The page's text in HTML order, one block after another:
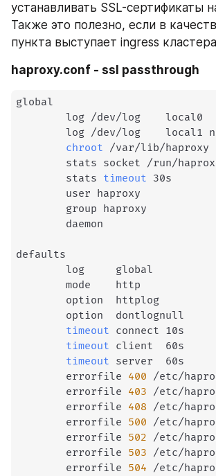
устанавливать SSL-сертификаты
Также это полезно, если в
пункта выступает ingress
haproxy.conf - ssl passthrough
global
        log /dev/log    local0
log /dev/log    local1
chroot /var/lib/haproxy
stats socket /run/
        stats
timeout 30s
        user haproxy
        group haproxy
        daemon
defaults
        log     global
        mode    http
        option  httplog
        option  dontlognull
timeout connect 10s
timeout client  60s
timeout server  60s
        errorfile
400 /etc/
        errorfile
403 /etc/
        errorfile
408 /etc/
        errorfile
500 /etc/
        errorfile
502 /etc/
        errorfile
503 /etc/
        errorfile
504 /etc/